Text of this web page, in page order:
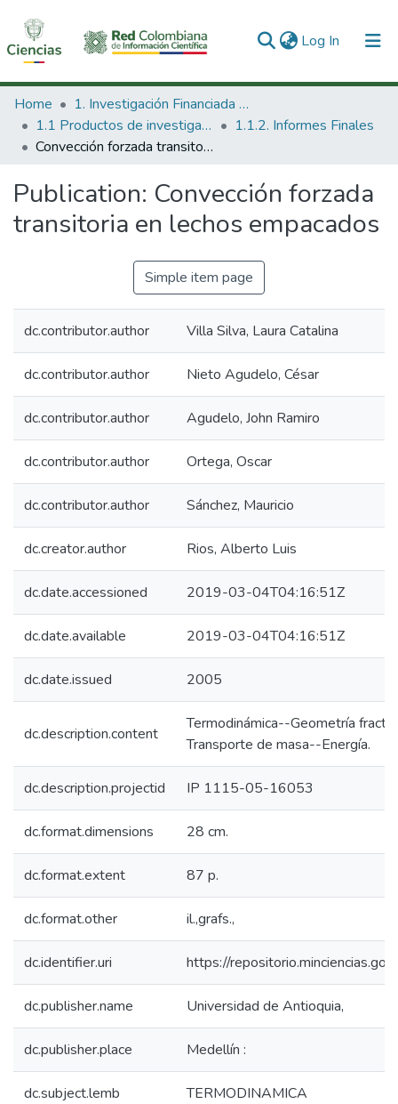
Log In (current)
Communities & Collections
All of DSpace
Home
1. Investigación Financiada con Recursos Públicos
1.1 Productos de investigación
1.1.2. Informes Finales
Convección forzada transitoria en lechos empacados
Publication: Convección forzada
transitoria en lechos empacados
Simple item page
dc.contributor.author Villa Silva, Laura Catalina
dc.contributor.author Nieto Agudelo, César
dc.contributor.author Agudelo, John Ramiro
dc.contributor.author Ortega, Oscar
dc.contributor.author Sánchez, Mauricio
dc.creator.author Rios, Alberto Luis
dc.date.accessioned 2019-03-04T04:16:51Z
dc.date.available 2019-03-04T04:16:51Z
dc.date.issued 2005
dc.description.content
Termodinámica--Geometría
Transporte de masa--Energía.
dc.description.projectid IP 1115-05-16053
dc.format.dimensions 28 cm.
dc.format.extent 87 p.
dc.format.other il.,grafs.,
dc.identifier.uri https://
dc.publisher.name Universidad de Antioquia,
dc.publisher.place Medellín :
dc.subject.lemb TERMODINAMICA